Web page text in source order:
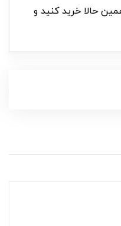
حالا خرید کنید و